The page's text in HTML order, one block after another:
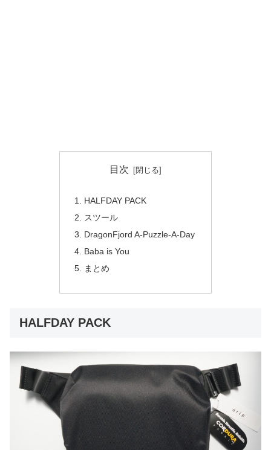
目次
HALFDAY PACK
スツール
DragonFjord A-Puzzle-A-Day
Baba is You
まとめ
HALFDAY PACK